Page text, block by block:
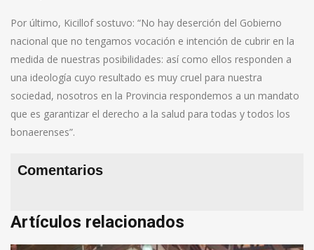
Por último, Kicillof sostuvo: “No hay deserción del Gobierno
nacional que no tengamos vocación e intención de cubrir en la
medida de nuestras posibilidades: así como ellos responden a
una ideología cuyo resultado es muy cruel para nuestra
sociedad, nosotros en la Provincia respondemos a un mandato
que es garantizar el derecho a la salud para todas y todos los
bonaerenses”.
Comentarios
Artículos relacionados